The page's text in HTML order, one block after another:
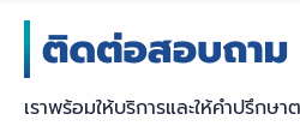
เราพร้อมให้บริการและให้คำปรึกษ